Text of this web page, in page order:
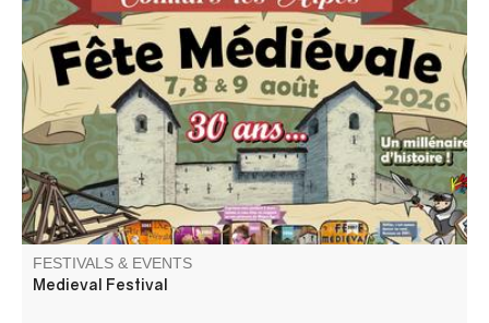
A Colmars se tient depuis 30 ans une fête légendaire qui
fait renaître l’esprit du Moyen Âge. Franchissez les portes
de la cité et plongez dans un univers de fastes et de
merveilles. Échassiers, musiciens, acrobates et nombreux
spectacles gratuits.
FESTIVALS & EVENTS
Medieval Festival